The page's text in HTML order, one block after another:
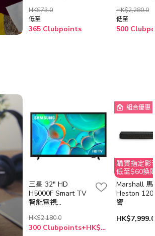
HK$73.0
低至
365 Clubpoints
(55cm/
HK$2,280.0
低至
三星 32" HD
H5000F Smart TV
智能電視
32H5000F
HK$2,180.0
300 Clubpoints+HK$1,599.0
組合優惠
購買指定影
低至$60換
服務
Marshall 馬
Heston
響
HK$7,999.0